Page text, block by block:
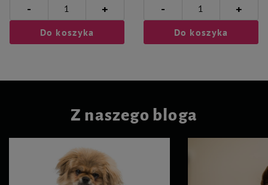
- +
Do koszyka
- +
Do koszyka
Z naszego bloga